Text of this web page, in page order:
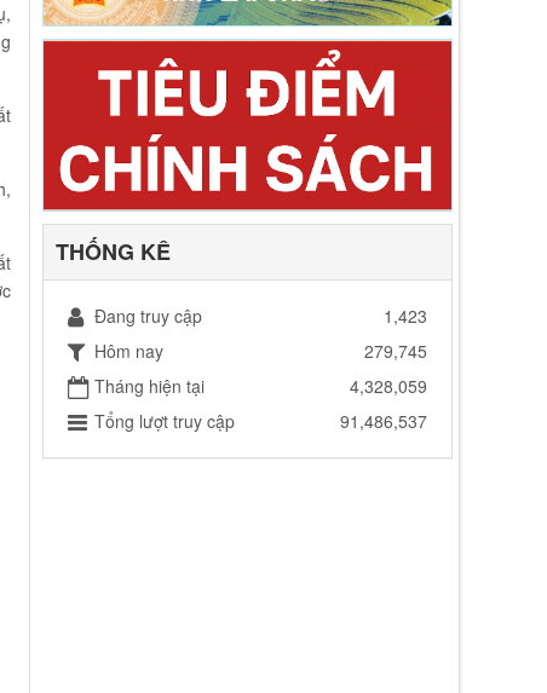
THỐNG KÊ
Đang truy cập
1,423
Hôm nay
279,745
Tháng hiện tại
4,328,059
Tổng lượt truy cập
91,486,537